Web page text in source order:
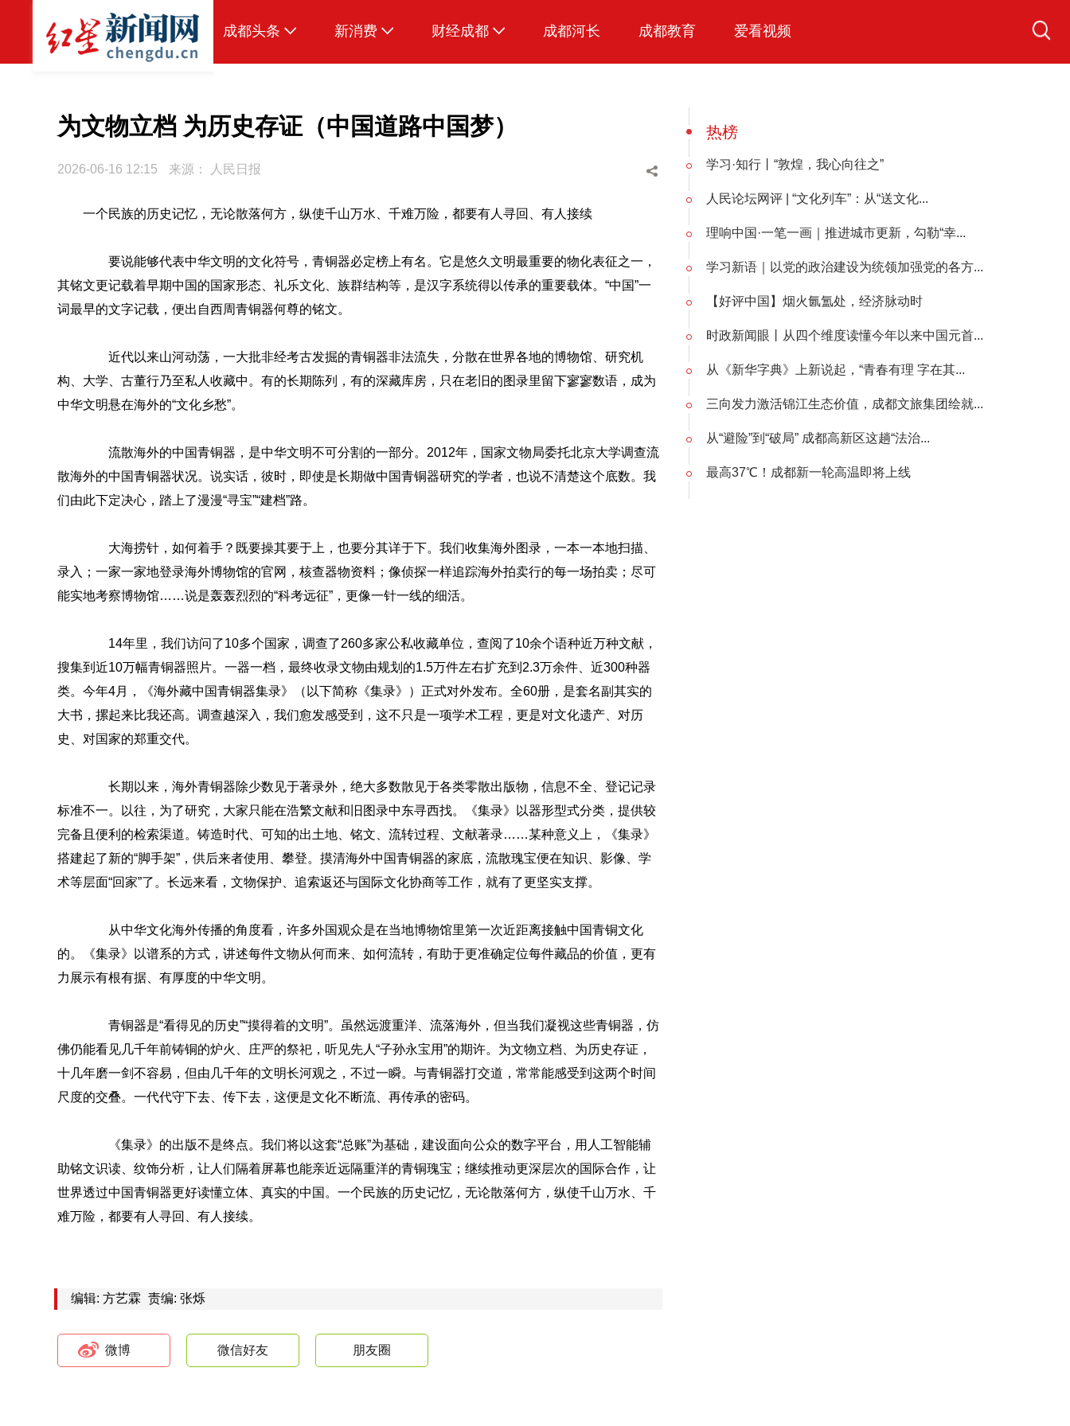
成都头条
本地
热点专题
公示
新消费 财经成都 成都河长 成都教育 爱看视频
为文物立档 为历史存证（中国道路中国梦）
2026-06-16 12:15 来源： 人民日报
一个民族的历史记忆，无论散落何方，纵使千山万水、千难万险，都要有人寻回、有人接续
要说能够代表中华文明的文化符号，青铜器必定榜上有名。它是悠久文明最重要的物化表征之一，
其铭文更记载着早期中国的国家形态、礼乐文化、族群结构等，是汉字系统得以传承的重要载体。“中国”一
词最早的文字记载，便出自西周青铜器何尊的铭文。
近代以来山河动荡，一大批非经考古发掘的青铜器非法流失，分散在世界各地的博物馆、研究机
构、大学、古董行乃至私人收藏中。有的长期陈列，有的深藏库房，只在老旧的图录里留下寥寥数语，成为
中华文明悬在海外的“文化乡愁”。
流散海外的中国青铜器，是中华文明不可分割的一部分。2012年，国家文物局委托北京大学调查流
散海外的中国青铜器状况。说实话，彼时，即使是长期做中国青铜器研究的学者，也说不清楚这个底数。我
们由此下定决心，踏上了漫漫“寻宝”“建档”路。
大海捞针，如何着手？既要操其要于上，也要分其详于下。我们收集海外图录，一本一本地扫描、
录入；一家一家地登录海外博物馆的官网，核查器物资料；像侦探一样追踪海外拍卖行的每一场拍卖；尽可
能实地考察博物馆……说是轰轰烈烈的“科考远征”，更像一针一线的细活。
14年里，我们访问了10多个国家，调查了260多家公私收藏单位，查阅了10余个语种近万种文献，
搜集到近10万幅青铜器照片。一器一档，最终收录文物由规划的1.5万件左右扩充到2.3万余件、近300种器
类。今年4月，《海外藏中国青铜器集录》（以下简称《集录》）正式对外发布。全60册，是套名副其实的
大书，摞起来比我还高。调查越深入，我们愈发感受到，这不只是一项学术工程，更是对文化遗产、对历
史、对国家的郑重交代。
长期以来，海外青铜器除少数见于著录外，绝大多数散见于各类零散出版物，信息不全、登记记录
标准不一。以往，为了研究，大家只能在浩繁文献和旧图录中东寻西找。《集录》以器形型式分类，提供较
完备且便利的检索渠道。铸造时代、可知的出土地、铭文、流转过程、文献著录……某种意义上，《集录》
搭建起了新的“脚手架”，供后来者使用、攀登。摸清海外中国青铜器的家底，流散瑰宝便在知识、影像、学
术等层面“回家”了。长远来看，文物保护、追索返还与国际文化协商等工作，就有了更坚实支撑。
从中华文化海外传播的角度看，许多外国观众是在当地博物馆里第一次近距离接触中国青铜文化
的。《集录》以谱系的方式，讲述每件文物从何而来、如何流转，有助于更准确定位每件藏品的价值，更有
力展示有根有据、有厚度的中华文明。
青铜器是“看得见的历史”“摸得着的文明”。虽然远渡重洋、流落海外，但当我们凝视这些青铜器，仿
佛仍能看见几千年前铸铜的炉火、庄严的祭祀，听见先人“子孙永宝用”的期许。为文物立档、为历史存证，
十几年磨一剑不容易，但由几千年的文明长河观之，不过一瞬。与青铜器打交道，常常能感受到这两个时间
尺度的交叠。一代代守下去、传下去，这便是文化不断流、再传承的密码。
《集录》的出版不是终点。我们将以这套“总账”为基础，建设面向公众的数字平台，用人工智能辅
助铭文识读、纹饰分析，让人们隔着屏幕也能亲近远隔重洋的青铜瑰宝；继续推动更深层次的国际合作，让
世界透过中国青铜器更好读懂立体、真实的中国。一个民族的历史记忆，无论散落何方，纵使千山万水、千
难万险，都要有人寻回、有人接续。
编辑: 方艺霖 责编: 张烁
微博 微信好友 朋友圈
热榜
学习·知行丨“敦煌，我心向往之”
人民论坛网评 | “文化列车”：从“送文化...
理响中国·一笔一画｜推进城市更新，勾勒“幸...
学习新语｜以党的政治建设为统领加强党的各方...
【好评中国】烟火氤氲处，经济脉动时
时政新闻眼丨从四个维度读懂今年以来中国元首...
从《新华字典》上新说起，“青春有理 字在其...
三向发力激活锦江生态价值，成都文旅集团绘就...
从“避险”到“破局” 成都高新区这趟“法治...
最高37℃！成都新一轮高温即将上线